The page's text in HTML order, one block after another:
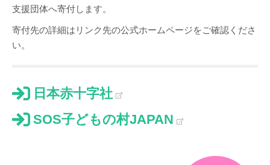
支援団体へ寄付します。
寄付先の詳細はリンク先の公式ホームページをご確認くださ
い。
日本赤十字社
SOS子どもの村JAPAN